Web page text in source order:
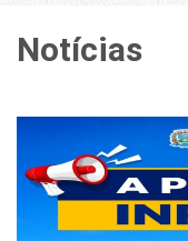
Notícias